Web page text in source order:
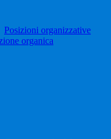
Posizioni organizzative
organica